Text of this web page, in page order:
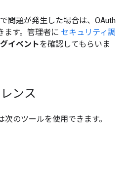
問題が発生した場合は、OAuth
ます。管理者に セキュリティ調
イベントを確認してもらいま
ンス
次のツールを使用できます。